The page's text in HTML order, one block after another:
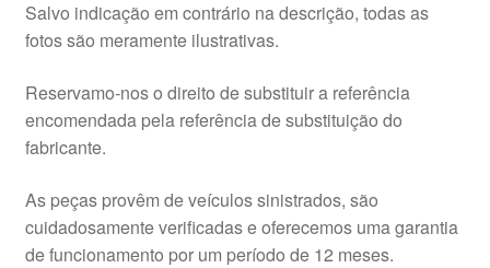
Salvo indicação em contrário na descrição, todas as
fotos são meramente ilustrativas.
Reservamo-nos o direito de substituir a referência
encomendada pela referência de substituição do
fabricante.
As peças provêm de veículos sinistrados, são
cuidadosamente verificadas e oferecemos uma garantia
de funcionamento por um período de 12 meses.